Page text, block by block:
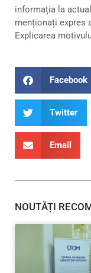
informația la
menționați expres
Explicarea
Facebook
Twitter
Email
NOUTĂȚI